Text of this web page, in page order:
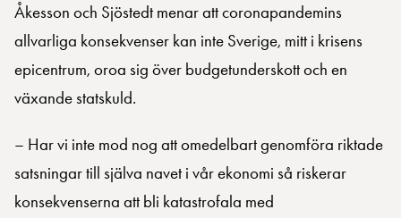
Åkesson och Sjöstedt menar att coronapandemins
allvarliga konsekvenser kan inte Sverige, mitt i krisens
epicentrum, oroa sig över budgetunderskott och en
växande statskuld.
– Har vi inte mod nog att omedelbart genomföra riktade
satsningar till själva navet i vår ekonomi så riskerar
konsekvenserna att bli katastrofala med